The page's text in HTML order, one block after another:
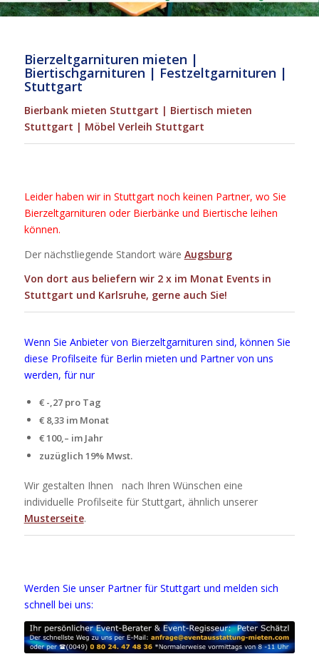
Bierzeltgarnituren mieten |
Biertischgarnituren | Festzeltgarnituren |
Stuttgart
Bierbank mieten Stuttgart | Biertisch mieten
Stuttgart | Möbel Verleih Stuttgart
Leider haben wir in Stuttgart noch keinen Partner, wo Sie
Bierzeltgarnituren oder Bierbänke und Biertische leihen
können.
Der nächstliegende Standort wäre Augsburg
Von dort aus beliefern wir 2 x im Monat Events in
Stuttgart und Karlsruhe, gerne auch Sie!
Wenn Sie Anbieter von Bierzeltgarnituren sind, können Sie
diese Profilseite für Berlin mieten und Partner von uns
werden, für nur
€ -,27 pro Tag
€ 8,33 im Monat
€ 100,– im Jahr
zuzüglich 19% Mwst.
Wir gestalten Ihnen nach Ihren Wünschen eine
individuelle Profilseite für Stuttgart, ähnlich unserer
Musterseite.
Werden Sie unser Partner für Stuttgart und melden sich
schnell bei uns: